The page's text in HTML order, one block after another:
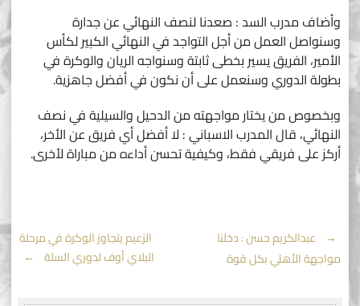
وأضاف مدرب السد : صعدنا لنصف النهائي عن جدارة
وسنواصل العمل من أجل التواجد في النهائي الكبير لكأس
الأمير، الفريق يسير بخطى ثابتة وسنواجه الريان والوكرة في
بطولة الدوري وسنعمل على أن نكون في أفضل جاهزية.
وبخصوص من يختار مواجهته من الدحيل والسيلية في نصف
النهائي، قال المدرب الاسباني : لا أفضل أي فريق عن الأخر،
أركز على فريقي فقط، وكيفية تحسن أداءه من مباراة لأخرى.
Post
navigation
←
عبدالكريم حسن : دخلنا
مواجهة الأهلي بكل قوة
الزعيم يتجاوز الوكرة في مرحلة
البلاي أوف لدوري السلة →